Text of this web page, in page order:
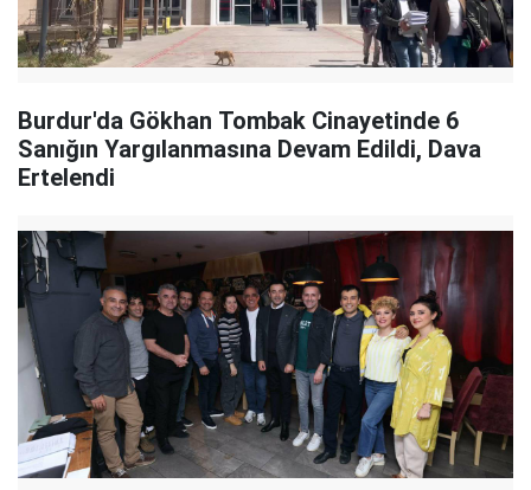
Burdur'da Gökhan Tombak Cinayetinde 6
Sanığın Yargılanmasına Devam Edildi, Dava
Ertelendi